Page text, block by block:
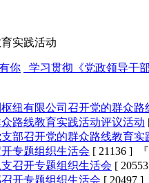
实践活动
你 学习贯彻《党政领导干
纽有限公司召开党的群众
路线教育实践活动评议活动
部召开党的群众路线教育
专题组织生活会 [ 21136 ] 『
召开专题组织生活会 [
开专题组织生活会 [ 20497 ]